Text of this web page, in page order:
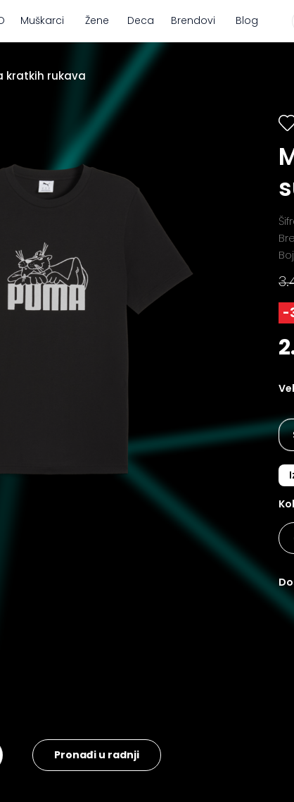
Muškarci Žene Deca Brendovi Blog
kratkih rukava
-
Pronađi u radnji